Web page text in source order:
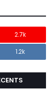
2.7k
1.2k